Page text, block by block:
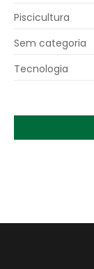
Piscicultura
Sem categoria
Tecnologia